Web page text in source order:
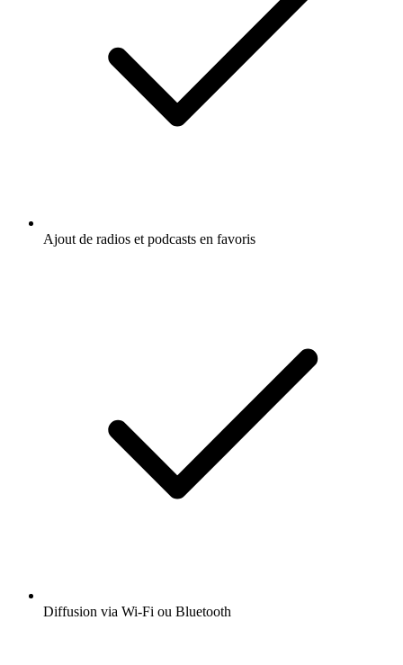
Ajout de radios et podcasts en favoris
Diffusion via Wi-Fi ou Bluetooth